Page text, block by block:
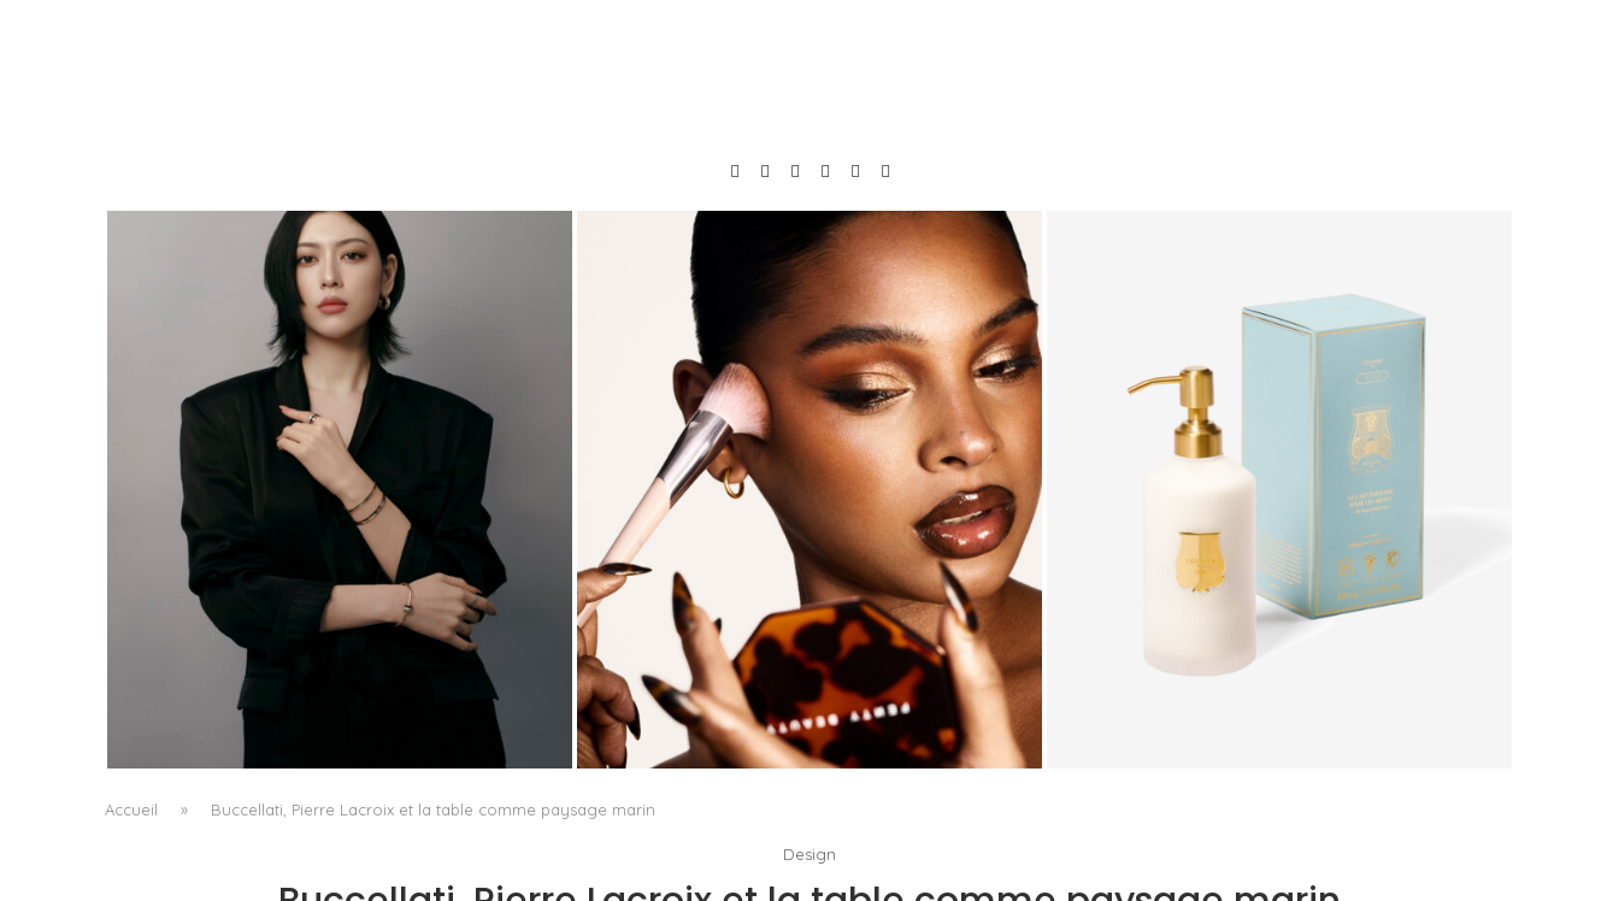
AYAKA MIYOSHI REJOINT BOUCHERON, OU
L’ÉMERGENCE D’UNE NOUVELLE
CARTOGRAPHIE CULTURELLE DU LUXE...
FENTY BEAUTY EXPLORE LA TEXTURE COMME
LANGAGE AVEC LE SUN STALK’R SOUFFLÉ...
byPascal Iakovou
TRUDON DÉPLACE LE PARFUM VERS LE GESTE
Accueil » Buccellati, Pierre Lacroix et la table comme paysage marin
Design